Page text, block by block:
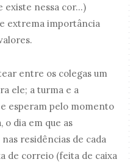
existe nessa cor...)
extrema importância
entre os colegas um
ele; a turma e a
esperam pelo momento
o dia em que as
residências de cada
de correio (feita de caixa